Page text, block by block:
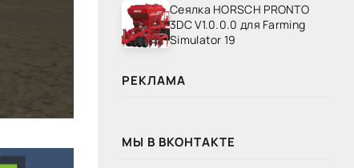
Сеялка HORSCH PRONTO
3DC V1.0.0.0 для Farming
Simulator 19
РЕКЛАМА
МЫ В ВКОНТАКТЕ